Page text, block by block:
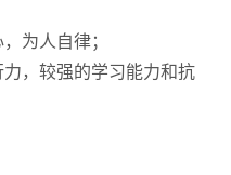
为人自律；
，较强的学习能力和抗